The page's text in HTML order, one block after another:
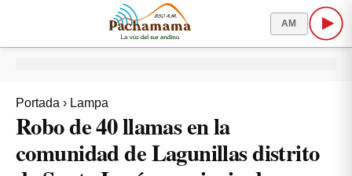
AM
Portada › Lampa
Robo de 40 llamas en la
comunidad de Lagunillas distrito